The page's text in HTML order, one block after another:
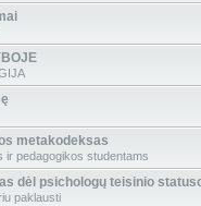
metakodeksas
ir pedagogikos studentams
dėl psichologų teisinio
paklausti